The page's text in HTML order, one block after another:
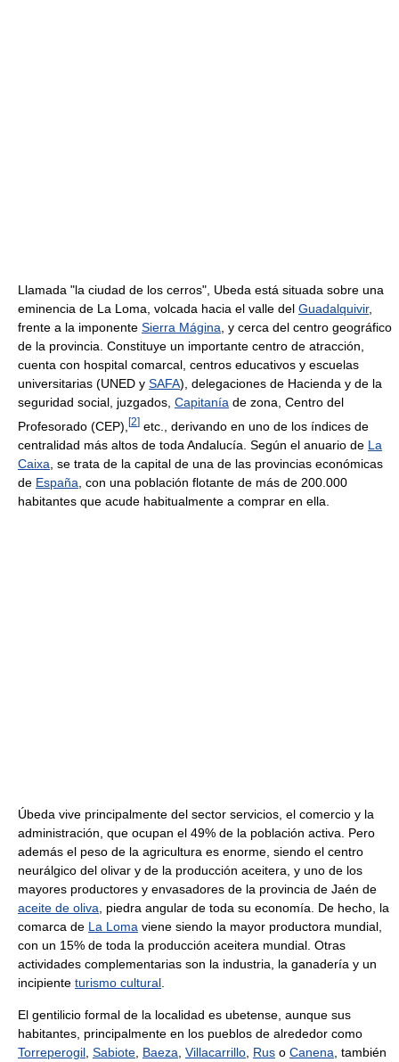
Llamada "la ciudad de los cerros", Ubeda está situada sobre una
eminencia de La Loma, volcada hacia el valle del Guadalquivir,
frente a la imponente Sierra Mágina , y cerca del centro geográfico
de la provincia. Constituye un importante centro de atracción,
cuenta con hospital comarcal, centros educativos y escuelas
universitarias (UNED y SAFA), delegaciones de Hacienda y de la
seguridad social, juzgados, Capitanía de zona, Centro del
Profesorado (CEP), [2] etc., derivando en uno de los índices de
centralidad más altos de toda Andalucía. Según el anuario de La
Caixa , se trata de la capital de una de las provincias económicas
de España , con una población flotante de más de 200.000
habitantes que acude habitualmente a comprar en ella.
Úbeda vive principalmente del sector servicios, el comercio y la
administración, que ocupan el 49% de la población activa. Pero
además el peso de la agricultura es enorme, siendo el centro
neurálgico del olivar y de la producción aceitera, y uno de los
mayores productores y envasadores de la provincia de Jaén de
aceite de oliva , piedra angular de toda su economía. De hecho, la
comarca de La Loma viene siendo la mayor productora mundial,
con un 15% de toda la producción aceitera mundial. Otras
actividades complementarias son la industria, la ganadería y un
incipiente turismo cultural
El gentilicio formal de la localidad es ubetense, aunque sus
habitantes, principalmente en los pueblos de alrededor como
Torreperogil Sabiote Baeza Villacarrillo Rus o Canena , también